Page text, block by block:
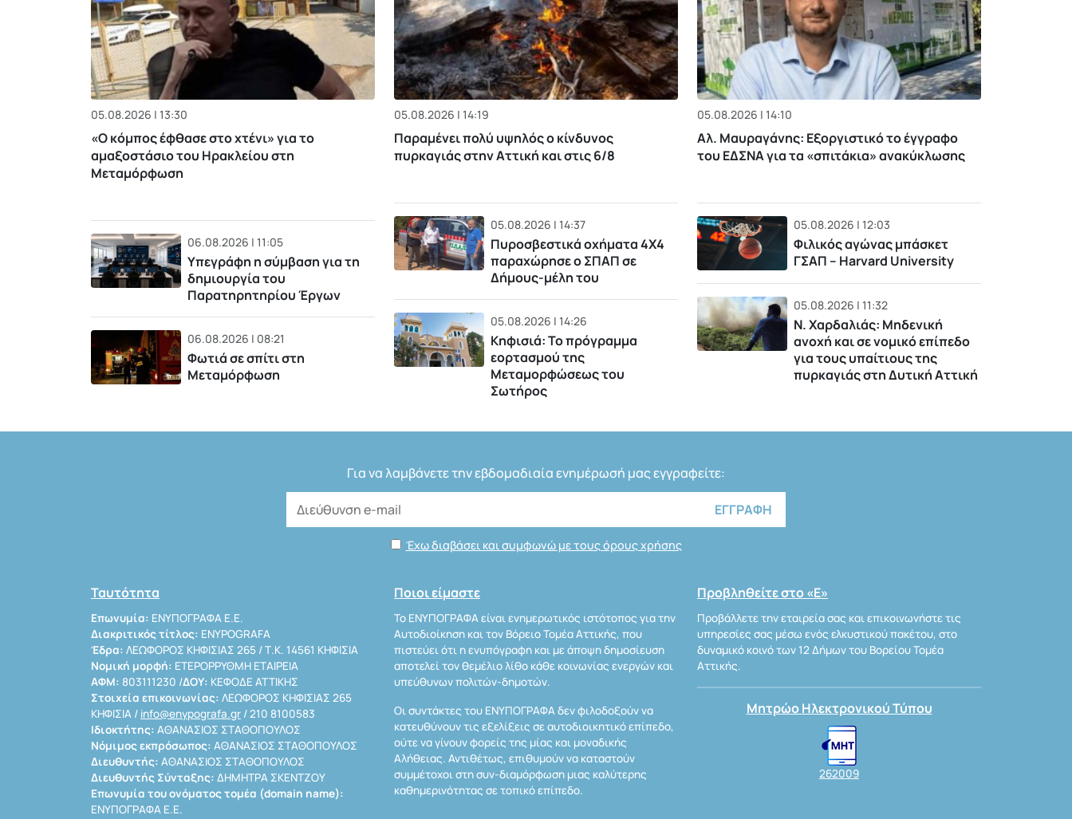
05.08.2026 | 13:30
«Ο κόμπος έφθασε στο χτένι» για το
αμαξοστάσιο του Ηρακλείου στη
Μεταμόρφωση
06.08.2026 | 11:05
Υπεγράφη η σύμβαση για τη
δημιουργία του
Παρατηρητηρίου Έργων
06.08.2026 | 08:21
Φωτιά σε σπίτι στη
Μεταμόρφωση
05.08.2026 | 14:19
Παραμένει πολύ υψηλός ο κίνδυνος
πυρκαγιάς στην Αττική και στις 6/8
05.08.2026 | 14:37
Πυροσβεστικά οχήματα 4Χ4
παραχώρησε ο ΣΠΑΠ σε
Δήμους-μέλη του
05.08.2026 | 14:26
Κηφισιά: Το πρόγραμμα
εορτασμού της
Μεταμορφώσεως του
Σωτήρος
05.08.2026 | 14:10
Αλ. Μαυραγάνης: Εξοργιστικό το έγγραφο
του ΕΔΣΝΑ για τα «σπιτάκια» ανακύκλωσης
05.08.2026 | 12:03
Φιλικός αγώνας μπάσκετ
ΓΣΑΠ – Harvard University
05.08.2026 | 11:32
Ν. Χαρδαλιάς: Μηδενική
ανοχή και σε νομικό επίπεδο
για τους υπαίτιους της
πυρκαγιάς στη Δυτική Αττική
Για να λαμβάνετε την εβδομαδιαία ενημέρωσή μας εγγραφείτε:
Έχω διαβάσει και συμφωνώ με τους όρους χρήσης
Ταυτότητα
Επωνυμία: ΕΝΥΠΟΓΡΑΦΑ Ε.Ε.
Διακριτικός τίτλος: ENYPOGRAFA
Έδρα: ΛΕΩΦΟΡΟΣ ΚΗΦΙΣΙΑΣ 265 / Τ.Κ. 14561 ΚΗΦΙΣΙΑ
Νομική μορφή: ΕΤΕΡΟΡΡΥΘΜΗ ΕΤΑΙΡΕΙΑ
ΑΦΜ: 803111230 /ΔΟΥ: ΚΕΦΟΔΕ ΑΤΤΙΚΗΣ
Στοιχεία επικοινωνίας: ΛΕΩΦΟΡΟΣ ΚΗΦΙΣΙΑΣ 265
ΚΗΦΙΣΙΑ / info@enypografa.gr / 210 8100583
Ιδιοκτήτης: ΑΘΑΝΑΣΙΟΣ ΣΤΑΘΟΠΟΥΛΟΣ
Νόμιμος εκπρόσωπος: ΑΘΑΝΑΣΙΟΣ ΣΤΑΘΟΠΟΥΛΟΣ
Διευθυντής: ΑΘΑΝΑΣΙΟΣ ΣΤΑΘΟΠΟΥΛΟΣ
Διευθυντής Σύνταξης: ΔΗΜΗΤΡΑ ΣΚΕΝΤΖΟΥ
Επωνυμία του ονόματος τομέα (domain name):
ΕΝΥΠΟΓΡΑΦΑ Ε.Ε.
Ποιοι είμαστε
Το ΕΝΥΠΟΓΡΑΦΑ είναι ενημερωτικός ιστότοπος για την
Αυτοδιοίκηση και τον Βόρειο Τομέα Αττικής, που
πιστεύει ότι η ενυπόγραφη και με άποψη δημοσίευση
αποτελεί τον θεμέλιο λίθο κάθε κοινωνίας ενεργών και
υπεύθυνων πολιτών-δημοτών.
Οι συντάκτες του ΕΝΥΠΟΓΡΑΦΑ δεν φιλοδοξούν να
κατευθύνουν τις εξελίξεις σε αυτοδιοικητικό επίπεδο,
ούτε να γίνουν φορείς της μίας και μοναδικής
Αλήθειας. Αντιθέτως, επιθυμούν να καταστούν
συμμέτοχοι στη συν-διαμόρφωση μιας καλύτερης
καθημερινότητας σε τοπικό επίπεδο.
Προβληθείτε στο «Ε»
Προβάλλετε την εταιρεία σας και επικοινωνήστε τις
υπηρεσίες σας μέσω ενός ελκυστικού πακέτου, στο
δυναμικό κοινό των 12 Δήμων του Βορείου Τομέα
Αττικής.
Μητρώο Ηλεκτρονικού Τύπου
262009